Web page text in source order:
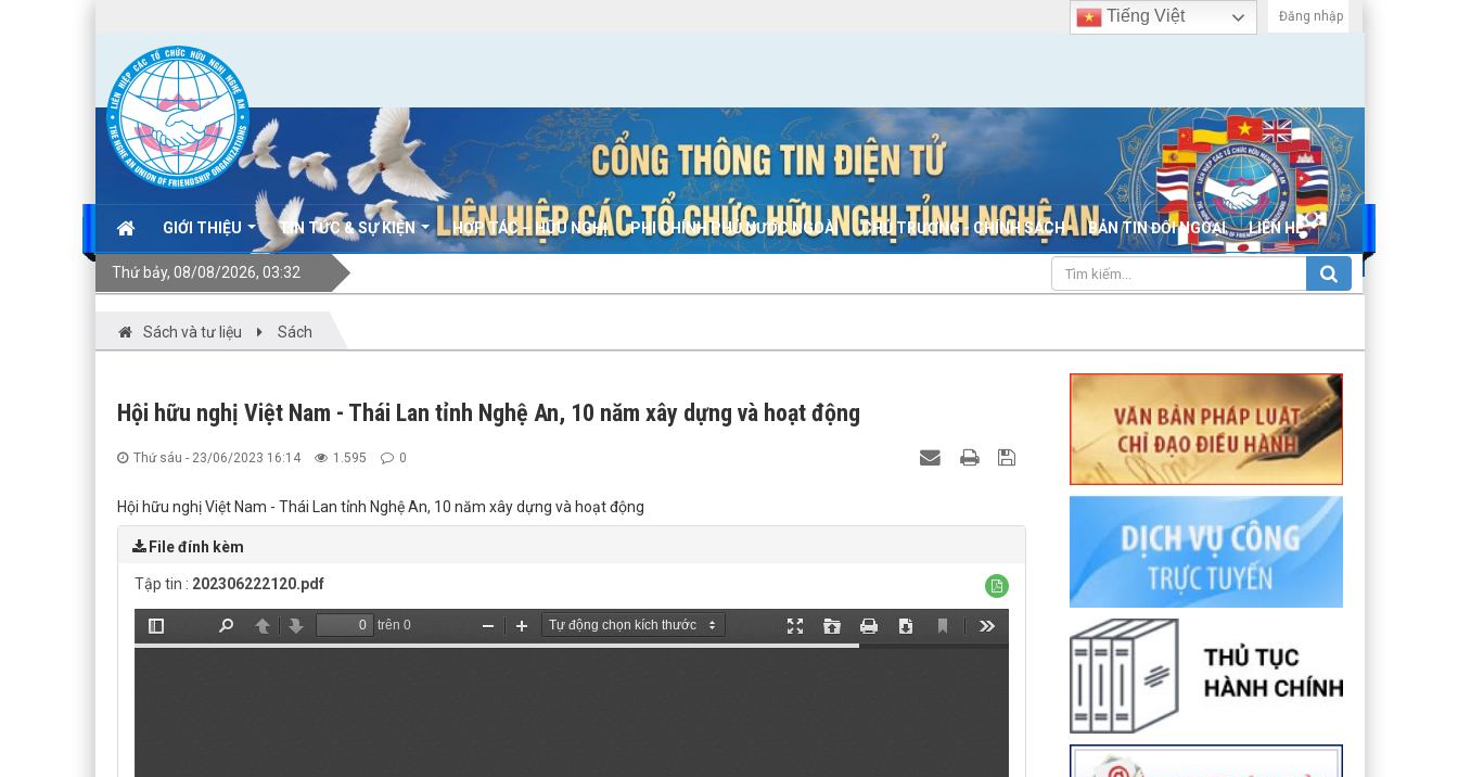
GIỚI THIỆU TIN TỨC & SỰ KIỆN HỢP TÁC – HỮU NGHỊ PHI CHÍNH PHỦ NƯỚC NGOÀI CHỦ TRƯƠNG - CHÍNH SÁCH BẢN TIN ĐỐI NGOẠI LIÊN HỆ
Thứ bảy, 08/08/2026, 03:32
Đăng nhập
Tiếng Việt
Sách và tư liệu Sách
Hội hữu nghị Việt Nam - Thái Lan tỉnh Nghệ An, 10 năm xây dựng và hoạt động
Thứ sáu - 23/06/2023 16:14 1.595 0
Hội hữu nghị Việt Nam - Thái Lan tỉnh Nghệ An, 10 năm xây dựng và hoạt động
File đính kèm
Tập tin : 202306222120.pdf